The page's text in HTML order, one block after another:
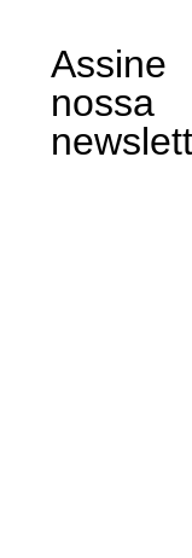
OBistrô da Mata
repleto de
cardápio aqui;
para comer ou
em nossos
conservação de
se vestir com
conexão ainda
Assine
nossa